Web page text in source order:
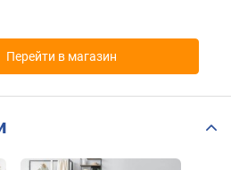
Перейти в магазин